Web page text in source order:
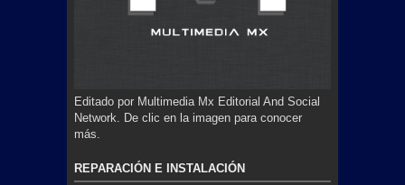
Editado por Multimedia Mx Editorial And Social
Network. De clic en la imagen para conocer
más.
REPARACIÓN E INSTALACIÓN